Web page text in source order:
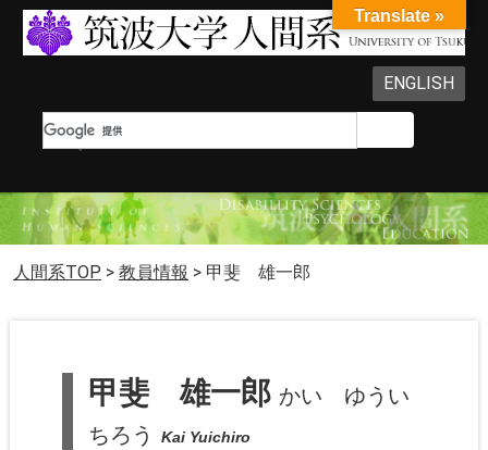
ENGLISH
人間系TOP > 教員情報 > 甲斐 雄一郎
甲斐 雄一郎 かい ゆうい
ちろう
Kai Yuichiro
Translate »